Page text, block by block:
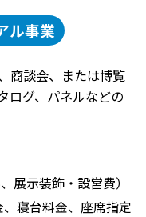
ル事業
商談会、または博覧
ログ、パネルなどの
展示装飾・設営費）
寝台料金、座席指定